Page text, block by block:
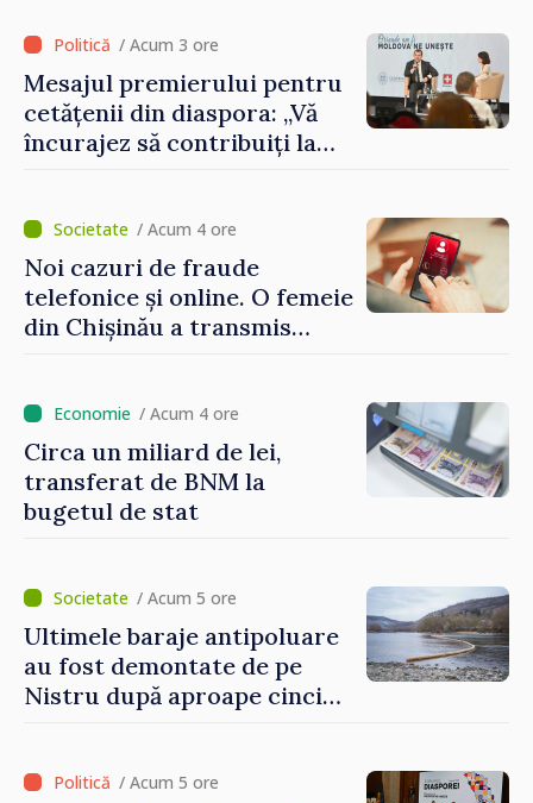
/ Acum 3 ore
Mesajul premierului pentru
cetățenii din diaspora: „Vă
încurajez să contribuiți la
/ Acum 4 ore
Noi cazuri de fraude
telefonice și online. O femeie
din Chișinău a transmis
/ Acum 4 ore
Circa un miliard de lei,
transferat de BNM la
bugetul de stat
/ Acum 5 ore
Ultimele baraje antipoluare
au fost demontate de pe
Nistru după aproape cinci
/ Acum 5 ore